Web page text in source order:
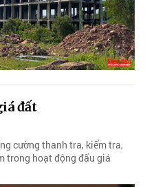
đất
cường thanh tra, kiểm tra,
trong hoạt động đấu giá